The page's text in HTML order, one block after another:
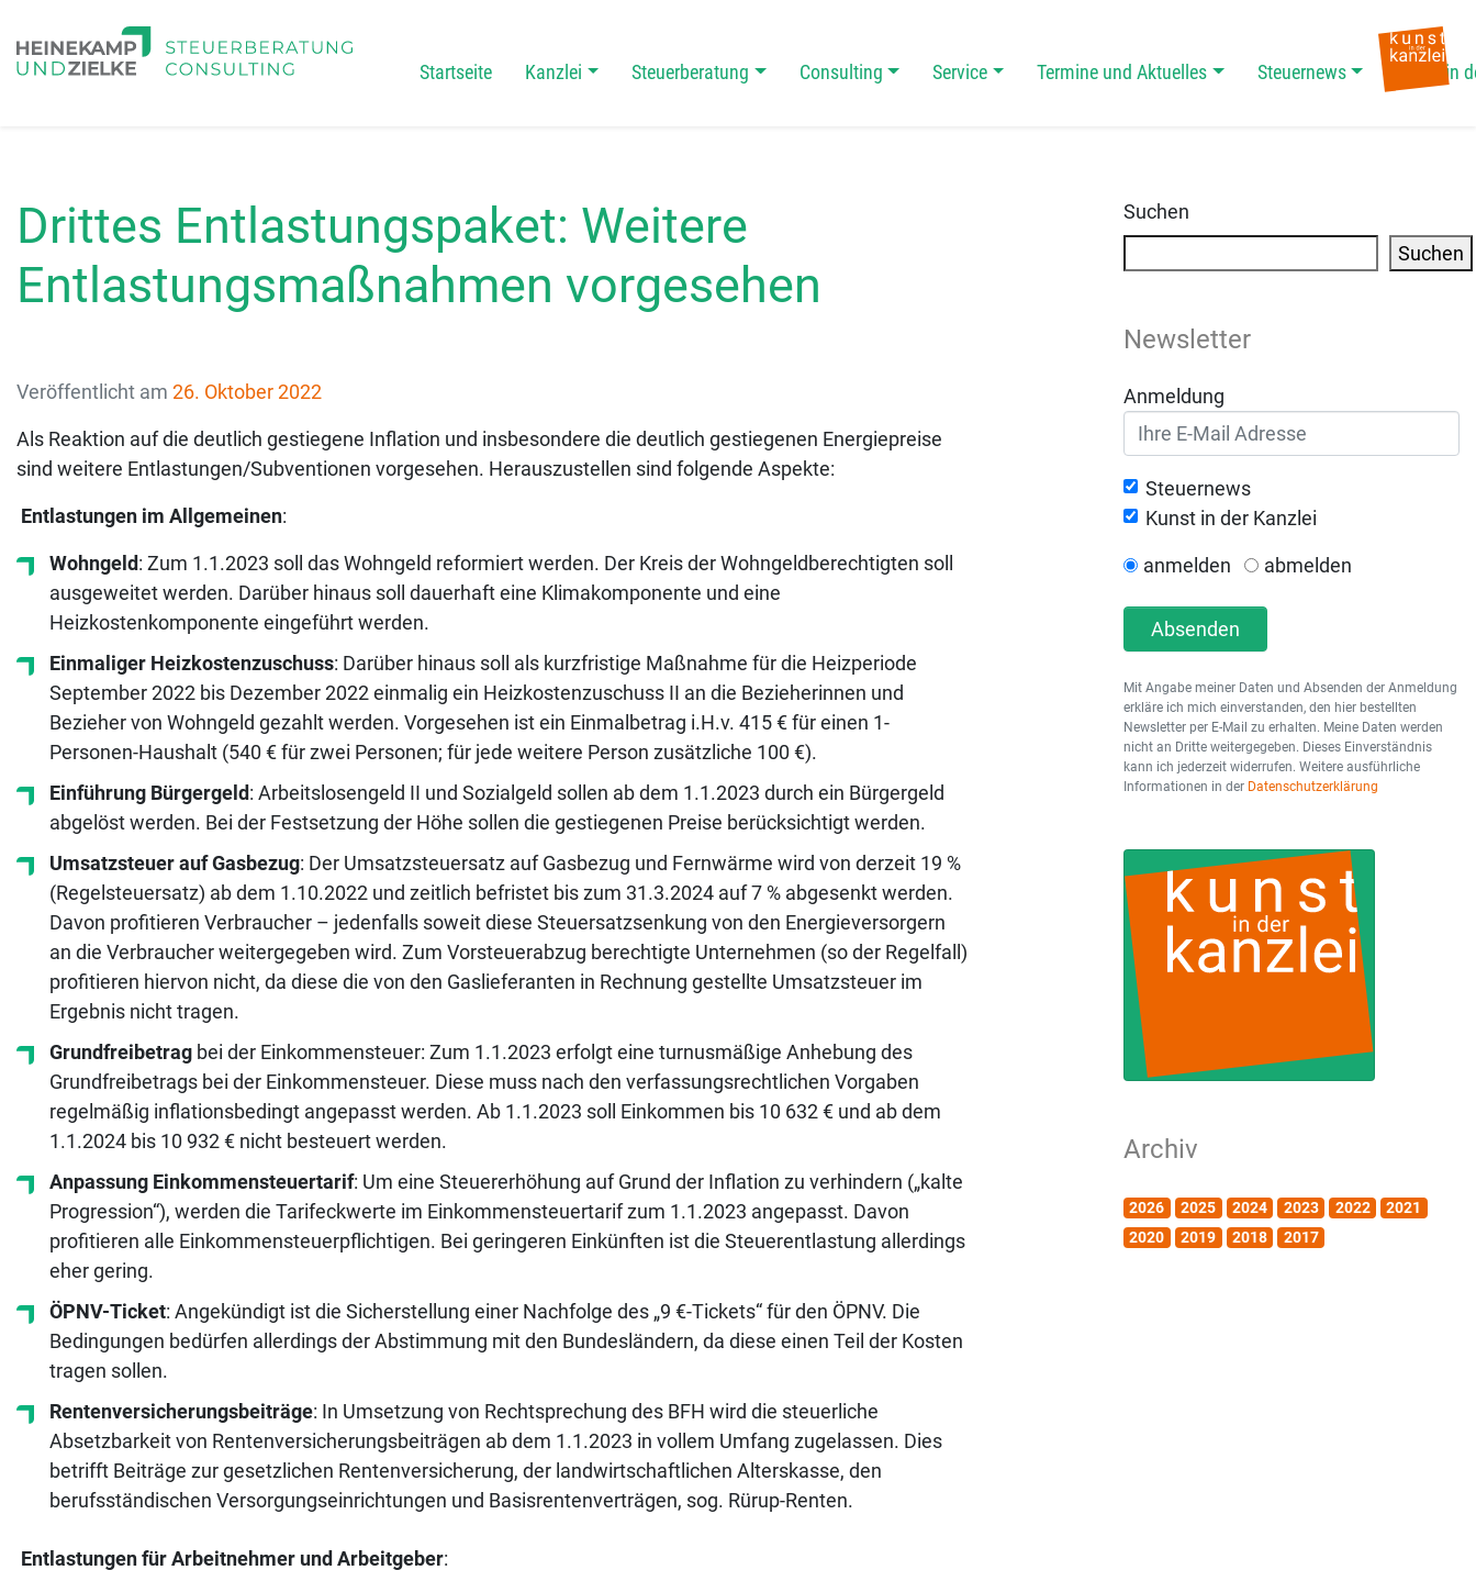
Main Navigation
Startseite Kanzlei Steuerberatung Consulting Service Termine und Aktuelles Steuernews Kunst in
Drittes Entlastungspaket: Weitere
Entlastungsmaßnahmen vorgesehen
Veröffentlicht am 26. Oktober 2022
Als Reaktion auf die deutlich gestiegene Inflation und insbesondere die deutlich gestiegenen Energiepreise
sind weitere Entlastungen/Subventionen vorgesehen. Herauszustellen sind folgende Aspekte:
Entlastungen im Allgemeinen:
Wohngeld: Zum 1.1.2023 soll das Wohngeld reformiert werden. Der Kreis der Wohngeldberechtigten soll
ausgeweitet werden. Darüber hinaus soll dauerhaft eine Klimakomponente und eine
Heizkostenkomponente eingeführt werden.
Einmaliger Heizkostenzuschuss: Darüber hinaus soll als kurzfristige Maßnahme für die Heizperiode
September 2022 bis Dezember 2022 einmalig ein Heizkostenzuschuss II an die Bezieherinnen und
Bezieher von Wohngeld gezahlt werden. Vorgesehen ist ein Einmalbetrag i.H.v. 415 € für einen 1-
Personen-Haushalt (540 € für zwei Personen; für jede weitere Person zusätzliche 100 €).
Einführung Bürgergeld: Arbeitslosengeld II und Sozialgeld sollen ab dem 1.1.2023 durch ein Bürgergeld
abgelöst werden. Bei der Festsetzung der Höhe sollen die gestiegenen Preise berücksichtigt werden.
Umsatzsteuer auf Gasbezug: Der Umsatzsteuersatz auf Gasbezug und Fernwärme wird von derzeit 19 %
(Regelsteuersatz) ab dem 1.10.2022 und zeitlich befristet bis zum 31.3.2024 auf 7 % abgesenkt werden.
Davon profitieren Verbraucher – jedenfalls soweit diese Steuersatzsenkung von den Energieversorgern
an die Verbraucher weitergegeben wird. Zum Vorsteuerabzug berechtigte Unternehmen (so der Regelfall)
profitieren hiervon nicht, da diese die von den Gaslieferanten in Rechnung gestellte Umsatzsteuer im
Ergebnis nicht tragen.
Grundfreibetrag bei der Einkommensteuer: Zum 1.1.2023 erfolgt eine turnusmäßige Anhebung des
Grundfreibetrags bei der Einkommensteuer. Diese muss nach den verfassungsrechtlichen Vorgaben
regelmäßig inflationsbedingt angepasst werden. Ab 1.1.2023 soll Einkommen bis 10 632 € und ab dem
1.1.2024 bis 10 932 € nicht besteuert werden.
Anpassung Einkommensteuertarif: Um eine Steuererhöhung auf Grund der Inflation zu verhindern („kalte
Progression“), werden die Tarifeckwerte im Einkommensteuertarif zum 1.1.2023 angepasst. Davon
profitieren alle Einkommensteuerpflichtigen. Bei geringeren Einkünften ist die Steuerentlastung allerdings
eher gering.
ÖPNV-Ticket: Angekündigt ist die Sicherstellung einer Nachfolge des „9 €-Tickets“ für den ÖPNV. Die
Bedingungen bedürfen allerdings der Abstimmung mit den Bundesländern, da diese einen Teil der Kosten
tragen sollen.
Rentenversicherungsbeiträge: In Umsetzung von Rechtsprechung des BFH wird die steuerliche
Absetzbarkeit von Rentenversicherungsbeiträgen ab dem 1.1.2023 in vollem Umfang zugelassen. Dies
betrifft Beiträge zur gesetzlichen Rentenversicherung, der landwirtschaftlichen Alterskasse, den
berufsständischen Versorgungseinrichtungen und Basisrentenverträgen, sog. Rürup-Renten.
Entlastungen für Arbeitnehmer und Arbeitgeber:
Suchen
Suchen
Newsletter
Anmeldung
Steuernews
Kunst in der Kanzlei
anmelden abmelden
Absenden
Mit Angabe meiner Daten und Absenden der Anmeldung
erkläre ich mich einverstanden, den hier bestellten
Newsletter per E-Mail zu erhalten. Meine Daten werden
nicht an Dritte weitergegeben. Dieses Einverständnis
kann ich jederzeit widerrufen. Weitere ausführliche
Informationen in der Datenschutzerklärung
Archiv
2026 2025 2024 2023 2022
2021
2020
2019 2018 2017